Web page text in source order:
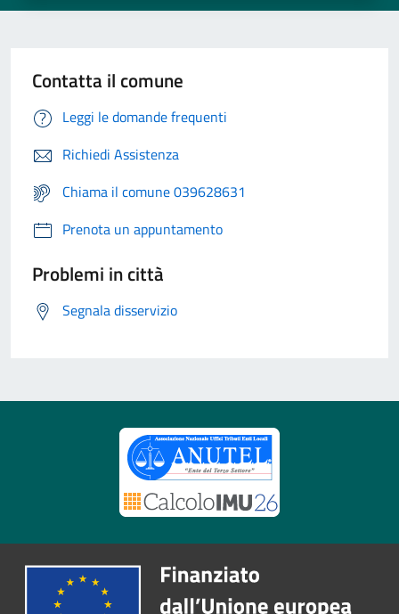
Contatta il comune
Leggi le domande frequenti
Richiedi Assistenza
Chiama il comune 039628631
Prenota un appuntamento
Problemi in città
Segnala disservizio